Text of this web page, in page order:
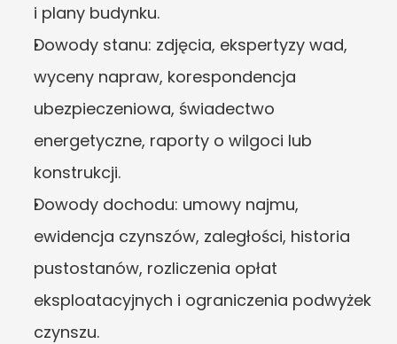
i plany budynku.
Dowody stanu: zdjęcia, ekspertyzy wad,
wyceny napraw, korespondencja
ubezpieczeniowa, świadectwo
energetyczne, raporty o wilgoci lub
konstrukcji.
Dowody dochodu: umowy najmu,
ewidencja czynszów, zaległości, historia
pustostanów, rozliczenia opłat
eksploatacyjnych i ograniczenia podwyżek
czynszu.